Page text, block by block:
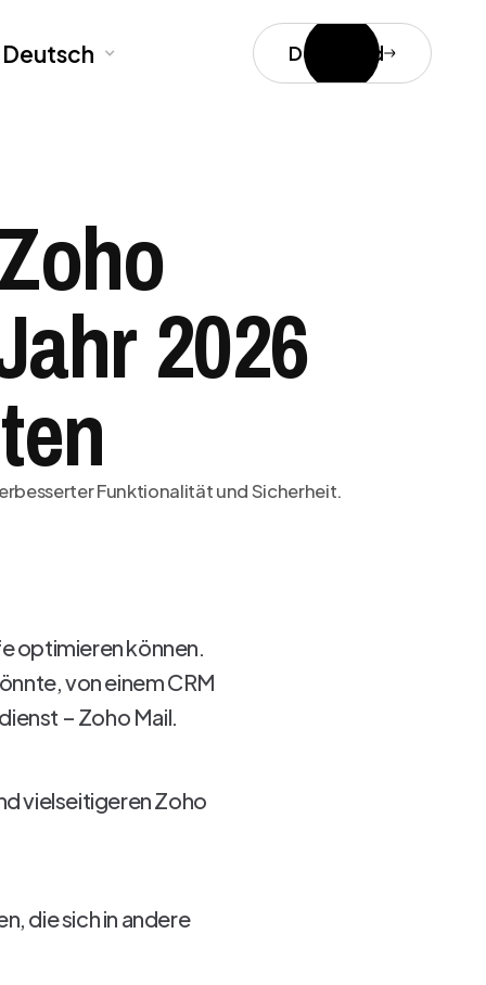
Deutsch Download
2026
Funktionalität und Sicherheit.
optimieren können.
von einem CRM
– Zoho Mail.
vielseitigeren Zoho
die sich in andere